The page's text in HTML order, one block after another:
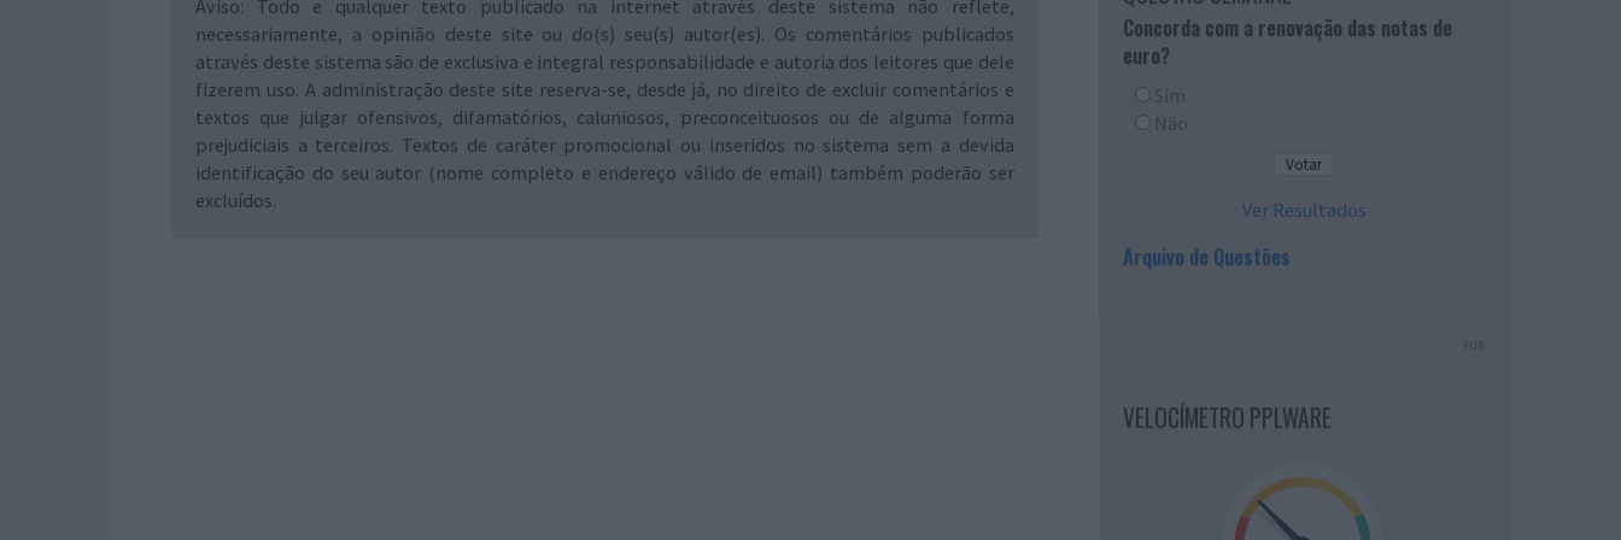
Aviso: Todo e qualquer texto publicado na internet através deste sistema não reflete,
necessariamente, a opinião deste site ou do(s) seu(s) autor(es). Os comentários publicados
através deste sistema são de exclusiva e integral responsabilidade e autoria dos leitores que dele
fizerem uso. A administração deste site reserva-se, desde já, no direito de excluir comentários e
textos que julgar ofensivos, difamatórios, caluniosos, preconceituosos ou de alguma forma
prejudiciais a terceiros. Textos de caráter promocional ou inseridos no sistema sem a devida
identificação do seu autor (nome completo e endereço válido de email) também poderão ser
excluídos.
Concorda com a renovação das notas de
euro?
Sim
Não
Ver Resultados
Arquivo de Questões
PUB
VELOCÍMETRO PPLWARE